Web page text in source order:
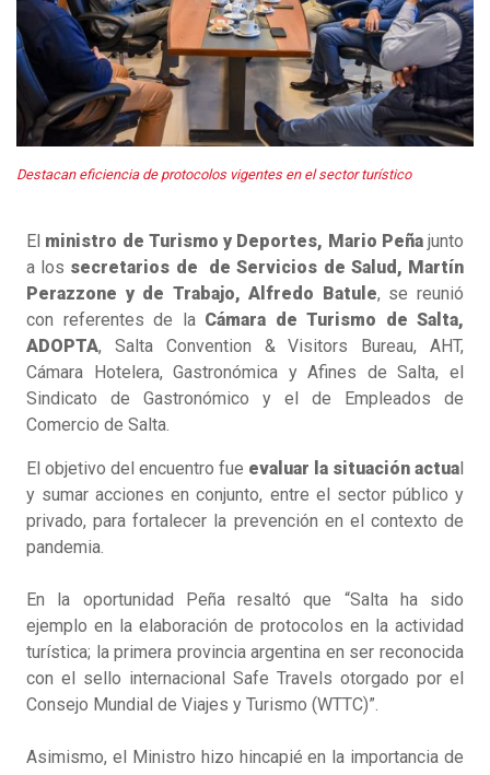
Destacan eficiencia de protocolos vigentes en el sector turístico
El ministro de Turismo y Deportes, Mario Peñajunto
a los secretarios de de Servicios de Salud, Martín
Perazzone y de Trabajo, Alfredo Batule, se reunió
con referentes de la Cámara de Turismo de Salta,
ADOPTA, Salta Convention & Visitors Bureau, AHT,
Cámara Hotelera, Gastronómica y Afines de Salta, el
Sindicato de Gastronómico y el de Empleados de
Comercio de Salta.
El objetivo del encuentro fue evaluar la situación actua
y sumar acciones en conjunto, entre el sector público y
privado, para fortalecer la prevención en el contexto de
pandemia.
En la oportunidad Peña resaltó que “Salta ha sido
ejemplo en la elaboración de protocolos en la actividad
turística; la primera provincia argentina en ser reconocida
con el sello internacional Safe Travels otorgado por el
Consejo Mundial de Viajes y Turismo (WTTC)”.
Asimismo, el Ministro hizo hincapié en la importancia de